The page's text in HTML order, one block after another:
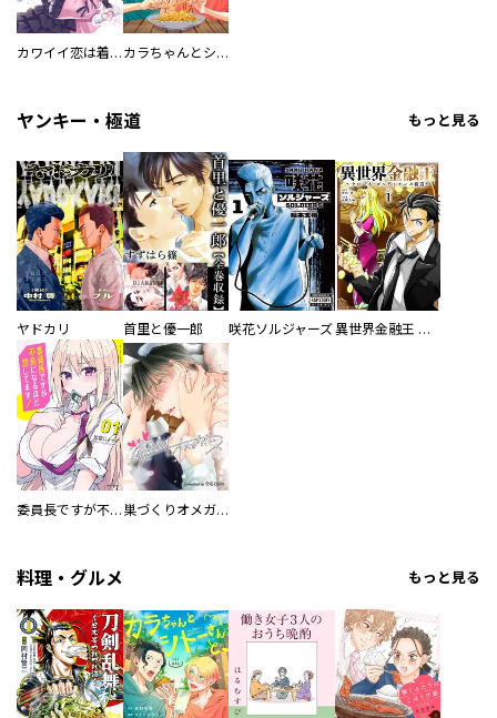
カワイイ恋は着飾らない カラちゃんとシトーさんと、 【分冊版】
ヤンキー・極道 もっと見る
ヤドカリ 首里と優一郎 咲花ソルジャーズ 異世界金融王 ～クローネ・ゴルディオンの覇道～
委員長ですが不良になるほど恋してます！ 巣づくりオメガバース
料理・グルメ もっと見る